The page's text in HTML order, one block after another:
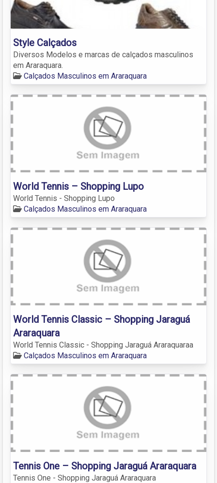
Style Calçados
Diversos Modelos e marcas de calçados masculinos
em Araraquara.
Calçados Masculinos em Araraquara
World Tennis – Shopping Lupo
World Tennis - Shopping Lupo
Calçados Masculinos em Araraquara
World Tennis Classic – Shopping Jaraguá
Araraquara
World Tennis Classic - Shopping Jaraguá Araraquaraa
Calçados Masculinos em Araraquara
Tennis One – Shopping Jaraguá Araraquara
Tennis One - Shopping Jaraguá Araraquara